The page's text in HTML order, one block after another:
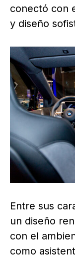
conectó con
y diseño
Entre sus
un diseño
con el
como